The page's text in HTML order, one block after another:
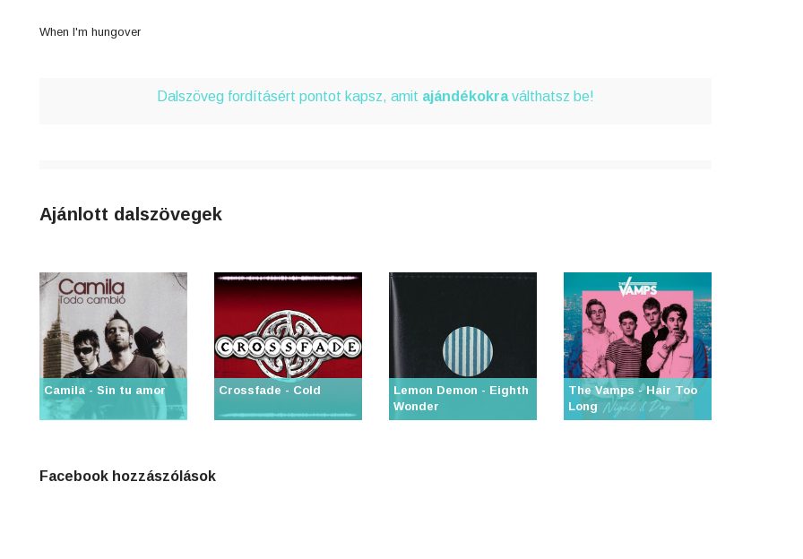
When I'm hungover
Dalszöveg fordításért pontot kapsz, amit ajándékokraválthatsz be!
Ajánlott dalszövegek
Camila - Sin tu amor Crossfade - Cold
Lemon Demon - Eighth
Wonder
The Vamps - Hair Too
Long
Facebook hozzászólások